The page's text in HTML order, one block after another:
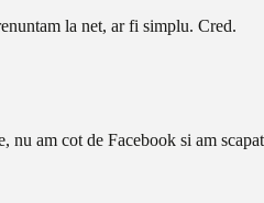
la net, ar fi simplu. Cred.
am cot de Facebook si am